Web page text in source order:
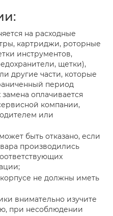
на расходные
картриджи, роторные
инструментов,
щетки),
другие части, которые
период
оплачивается
компании,
или
быть отказано, если
производились
не должны иметь
внимательно изучите
при несоблюдении